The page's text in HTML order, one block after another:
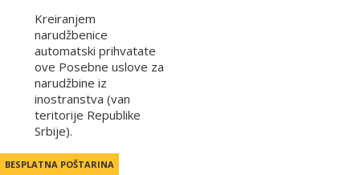
Kreiranjem
narudžbenice
automatski prihvatate
ove Posebne uslove za
narudžbine iz
inostranstva (van
teritorije Republike
Srbije).
BESPLATNA POŠTARINA
BESPLATNA POŠTARINA